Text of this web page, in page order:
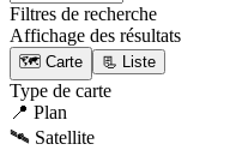
Filtres de recherche
Affichage des résultats
🗺️ Carte 📃 Liste
Type de carte
📍 Plan
🛰️ Satellite